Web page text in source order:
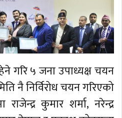
गरि ५ जना उपाध्यक्ष चयन
नै निर्विरोध चयन गरिएको
कुमार शर्मा, नरेन्द्र